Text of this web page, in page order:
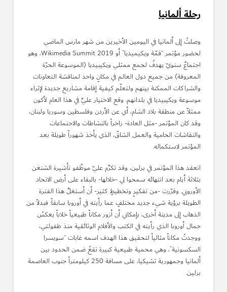
رحلة ألمانيا
وصلتُ إلى ألمانيا في اليومين الأخيرين من شهر مارس الماضي
لحضور مؤتمر “قمّة ويكيميديا” أو Wikimedia Summit 2019، وهو
اجتماعٌ سنويّ يهدفُ لجمع ممثلي ويكيبيديا (الموسوعة الحرّة
المعروفة) من جميع دول العالم في مكانٍ واحد لمناقشة التعاونات
والشراكات الممكنة بينهم ولتعلّم كيفية إقامة مشاريع جديدة لإثراء
موسوعة ويكيبيديا في بلدانهم. وقع الاختيار عليَّ في هذا العام لأكون
ممثلاً عن منطقة بلاد الشام، أي عن الأردن وفلسطين وسوريا ولبنان،
وقد كان المؤتمر -مثل العادة- زاخراً بالنشاطات والاجتماعات
والنقاشات الحامية والعمل الشاقّ، الذي يأخذ شهوراً طويلة بعد
المؤتمر لاستكماله.
انعقد هذا المؤتمر في برلين، وقد تكرَّم عليّ موظّفو تأشيرة الشنغن
بثلاثة أيام بعد انتهائه سمحوا لي -خلالها- بالبقاء على أرض الاتحاد
الأوروبي. وقرّرت -من تفكيرٍ وتخطيطٍ كثير- أن أستغلَّ هذا الفترة
الطويلة برؤية شيء جديد مختلفٍ عما رأيته في أوروبا سابقاً: فبدلاً من
الذهاب إلى مدينة أخرى، بإمكاني أن أزور مكاناً طبيعياً خلاباً يعكسُ
جمال أوروبا الذي رأيته في الكتب والأفلام الوثائقية منذ طفولتي،
ووجدتُ مكاناً مثالياً لتحقيق هذا الهدف اسمه غابات “سويسرا
السكسونية”، وهي محمية طبيعية كبيرة تقعُ ضمن الحدود بين
ألمانيا وجمهورية تشيكيا، على مسافة 250 كيلومتراً جنوب العاصمة
برلين.